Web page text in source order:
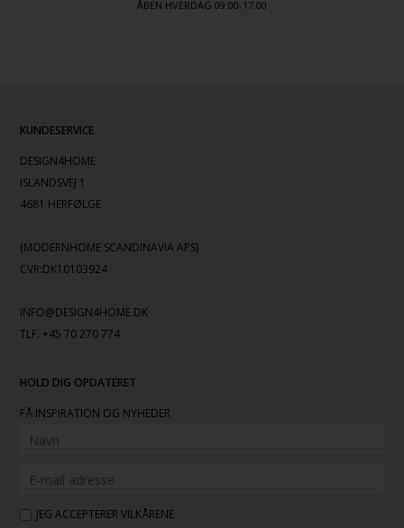
ÅBEN HVERDAG 09:00-17.00
KUNDESERVICE
DESIGN4HOME
ISLANDSVEJ 1
4681 HERFØLGE
(MODERNHOME SCANDINAVIA APS)
CVR:DK10103924
INFO@DESIGN4HOME.DK
TLF. +45 70 270 774
HOLD DIG OPDATERET
FÅ INSPIRATION OG NYHEDER
JEG ACCEPTERER VILKÅRENE